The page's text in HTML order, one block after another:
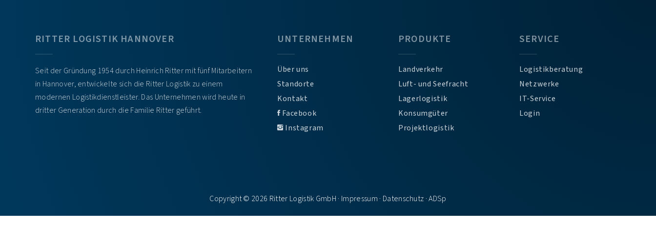
RITTER LOGISTIK HANNOVER
Seit der Gründung 1954 durch Heinrich Ritter mit fünf Mitarbeitern
in Hannover, entwickelte sich die Ritter Logistik zu einem
modernen Logistikdienstleister. Das Unternehmen wird heute in
dritter Generation durch die Familie Ritter geführt.
UNTERNEHMEN
Über uns
Standorte
Kontakt
Facebook
Instagram
PRODUKTE
Landverkehr
Luft- und Seefracht
Lagerlogistik
Konsumgüter
Projektlogistik
SERVICE
Logistikberatung
Netzwerke
IT-Service
Login
Copyright © 2026 Ritter Logistik GmbH · Impressum · Datenschutz ·ADSp